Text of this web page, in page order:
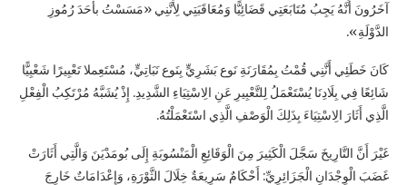
آخَرُونَ أَنَّهُ يَجِبُ مُتَابَعَتِي قَضَائِيًّا وَمُعَاقَبَتِي لِأَنَّنِي «مَسَسْتُ بأَحَدَ رُمُوزِ
الدَّوْلَةِ».
كَانَ خَطَئِي أَنَّنِي قُمْتُ بِمُقَارَنَةِ نَوع بَشَرِيٍّ بِنَوع نَبَاتِيٍّ، مُسْتَعِملا تَعْبِيرًا شَعْبِيًّا
شَائِعًا فِي بِلَادِنَا يُسْتَعْمَلُ لِلتَّعْبِيرِ عَنِ الِاسْتِيَاءِ الشَّدِيدِ. إِذْ يُشَبَّهُ مُرْتَكِبُ الْفِعْلِ
الَّذِي أَثَارَ الِاسْتِيَاءَ بِذَلِكَ الْوَصْفِ الَّذِي اسْتَعْمَلْتُهُ.
غَيْرَ أَنَّ التَّارِيخَ سَجَّلَ الْكَثِيرَ مِنَ الْوَقَائِعِ الْمَنْسُوبَةِ إِلَى بُومَدْيَنَ وَالَّتِي أَثَارَتْ
غَضَبَ الْوِجْدَانِ الْجَزَائِرِيِّ: أَحْكَامٌ سَرِيعَةٌ خِلَالَ الثَّوْرَةِ، وَإِعْدَامَاتٌ خَارِجَ